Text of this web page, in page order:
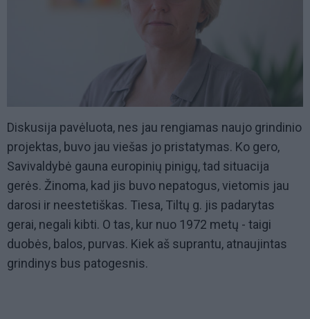
Diskusija pavėluota, nes jau rengiamas naujo grindinio
projektas, buvo jau viešas jo pristatymas. Ko gero,
Savivaldybė gauna europinių pinigų, tad situacija
gerės. Žinoma, kad jis buvo nepatogus, vietomis jau
darosi ir neestetiškas. Tiesa, Tiltų g. jis padarytas
gerai, negali kibti. O tas, kur nuo 1972 metų - taigi
duobės, balos, purvas. Kiek aš suprantu, atnaujintas
grindinys bus patogesnis.